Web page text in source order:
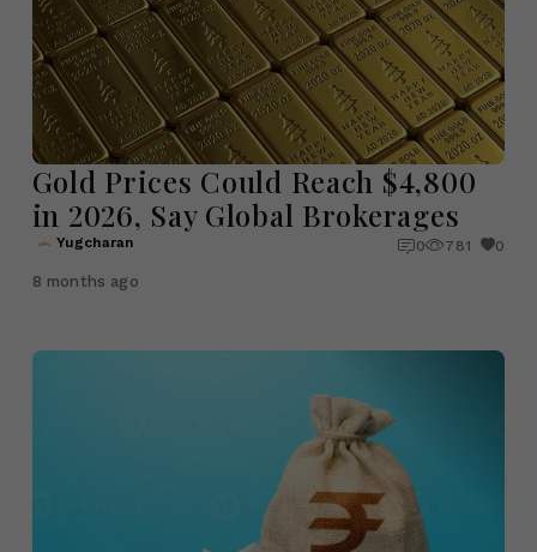
Gold Prices Could Reach $4,800
in 2026, Say Global Brokerages
Yugcharan 0 781 0
8 months ago